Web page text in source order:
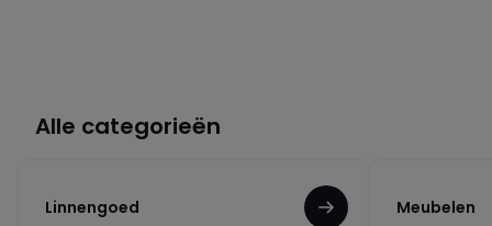
Alle categorieën
Linnengoed Meubelen